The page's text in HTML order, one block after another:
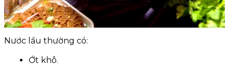
Nước lẩu thường có:
Ớt khô.